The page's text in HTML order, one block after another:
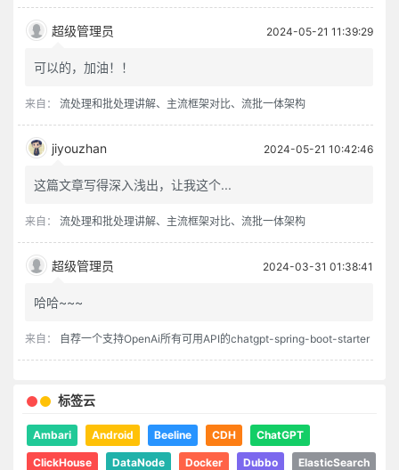
超级管理员 2024-05-21 11:39:29
可以的，加油！！
来自： 流处理和批处理讲解、主流框架对比、流批一体架构
jiyouzhan 2024-05-21 10:42:46
这篇文章写得深入浅出，让我这个...
来自： 流处理和批处理讲解、主流框架对比、流批一体架构
超级管理员 2024-03-31 01:38:41
哈哈~~~
来自： 自荐一个支持OpenAi所有可用API的chatgpt-spring-boot-starter
标签云
Ambari Android Beeline CDH ChatGPT
ClickHouse DataNode Docker Dubbo ElasticSearch